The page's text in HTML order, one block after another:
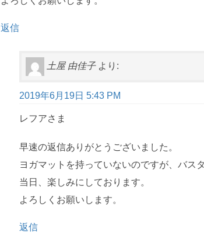
返信
土屋 由佳子 より:
2019年6月19日 5:43 PM
レフアさま
早速の返信ありがとうございました。
ヨガマットを持っていないのですが、バス
当日、楽しみにしております。
よろしくお願いします。
返信